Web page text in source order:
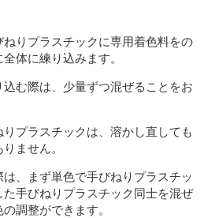
りプラスチックに専用着色料をの
体に練り込みます。
む際は、少量ずつ混ぜることをお
プラスチックは、溶かし直しても
ません。
、まず単色で手びねりプラスチッ
た手びねりプラスチック同士を混ぜ
調整ができます。